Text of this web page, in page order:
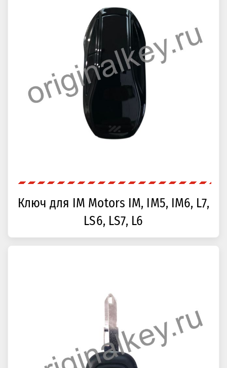
Ключ для IM Motors IM, IM5, IM6, L7,
LS6, LS7, L6